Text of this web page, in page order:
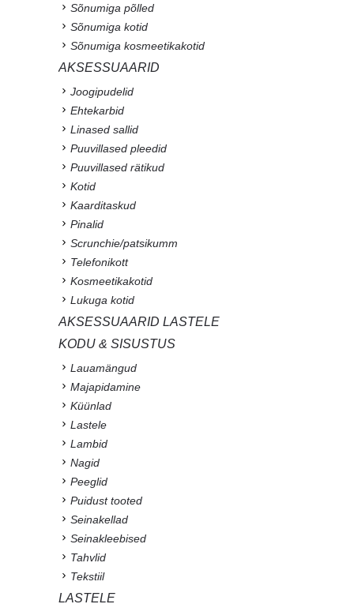
Sõnumiga põlled
Sõnumiga kotid
Sõnumiga kosmeetikakotid
AKSESSUAARID
Joogipudelid
Ehtekarbid
Linased sallid
Puuvillased pleedid
Puuvillased rätikud
Kotid
Kaarditaskud
Pinalid
Scrunchie/patsikumm
Telefonikott
Kosmeetikakotid
Lukuga kotid
AKSESSUAARID LASTELE
KODU & SISUSTUS
Lauamängud
Majapidamine
Küünlad
Lastele
Lambid
Nagid
Peeglid
Puidust tooted
Seinakellad
Seinakleebised
Tahvlid
Tekstiil
LASTELE